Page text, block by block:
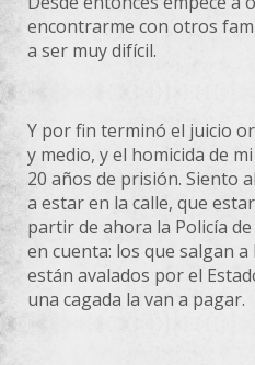
encontrarme con otros
a ser muy difícil.
Y por fin terminó el juicio
y medio, y el homicida de
20 años de prisión. Siento
a estar en la calle, que
partir de ahora la Policía
en cuenta: los que salgan
están avalados por el
una cagada la van a pagar.